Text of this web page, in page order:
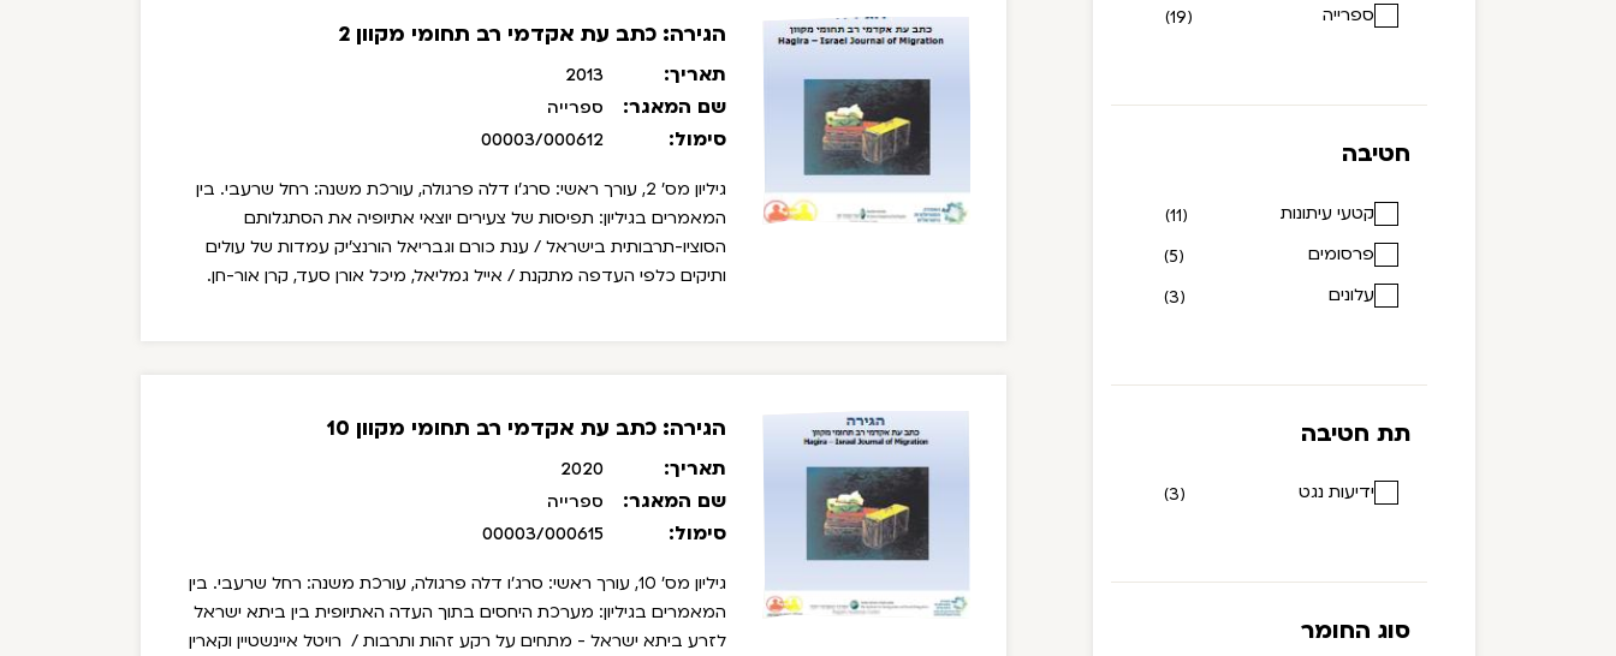
ספרייה
(19)
חטיבה
קטעי עיתונות
(11)
פרסומים
(5)
עלונים
(3)
תת חטיבה
ידיעות נגט (3)
סוג החומר
הגירה: כתב עת אקדמי רב תחומי מקוון 2
תאריך: 2013
שם המאגר: ספרייה
סימול: 00003/000612
גיליון מס' 2, עורך ראשי: סרג'ו דלה פרגולה, עורכת משנה: רחל שרעבי.
בין
המאמרים בגיליון: תפיסות של צעירים יוצאי אתיופיה את הסתגלותם
הסוציו-תרבותית בישראל / ענת כורם וגבריאל הורנצ'יק עמדות של עולים
ותיקים כלפי העדפה מתקנת / אייל גמליאל, מיכל אורן סעד, קרן אור-חן.
הגירה: כתב עת אקדמי רב תחומי מקוון 10
תאריך: 2020
שם המאגר: ספרייה
סימול: 00003/000615
גיליון מס' 10, עורך ראשי: סרג'ו דלה פרגולה, עורכת משנה: רחל שרעבי.
בין
המאמרים בגיליון: מערכת היחסים בתוך העדה האתיופית בין ביתא ישראל
לזרע ביתא ישראל - מתחים על רקע זהות ותרבות / רויטל איינשטיין וקארין